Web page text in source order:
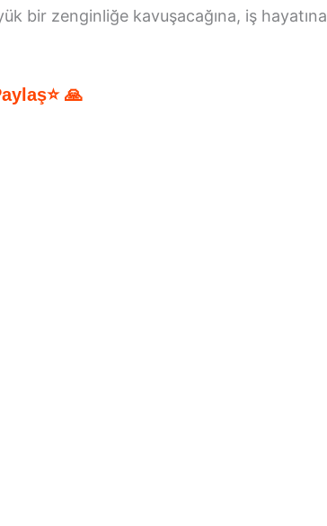
bir zenginliğe kavuşacağına, iş hayatına
🙏